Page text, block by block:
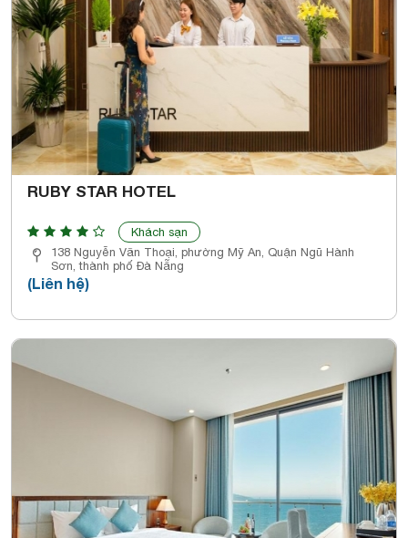
RUBY STAR HOTEL
Khách sạn
138 Nguyễn Văn Thoại, phường Mỹ An, Quận Ngũ Hành
Sơn, thành phố Đà Nẵng
(Liên hệ)